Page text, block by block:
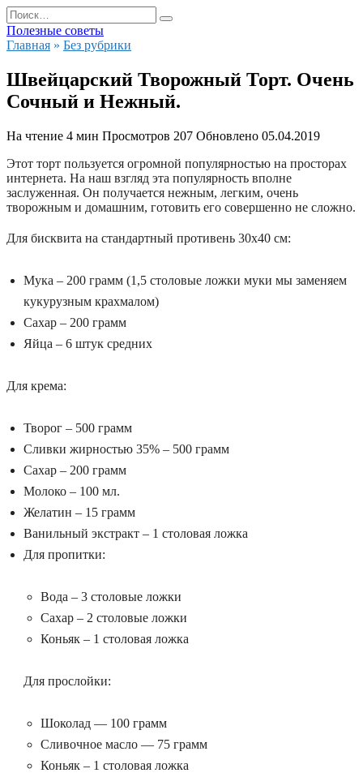
Перейти
к
содержанию
Search
for:
Полезные советы
Главная » Без рубрики
Швейцарский Творожный Торт. Очень
Сочный и Нежный.
На чтение 4 мин Просмотров 207 Обновлено 05.04.2019
Этот торт пользуется огромной популярностью на просторах
интернета. На наш взгляд эта популярность вполне
заслуженная. Он получается нежным, легким, очень
творожным и домашним, готовить его совершенно не сложно.
Для бисквита на стандартный противень 30х40 см:
Мука – 200 грамм (1,5 столовые ложки муки мы заменяем
кукурузным крахмалом)
Сахар – 200 грамм
Яйца – 6 штук средних
Для крема:
Творог – 500 грамм
Сливки жирностью 35% – 500 грамм
Сахар – 200 грамм
Молоко – 100 мл.
Желатин – 15 грамм
Ванильный экстракт – 1 столовая ложка
Для пропитки:
Вода – 3 столовые ложки
Сахар – 2 столовые ложки
Коньяк – 1 столовая ложка
Для прослойки:
Шоколад — 100 грамм
Сливочное масло — 75 грамм
Коньяк – 1 столовая ложка